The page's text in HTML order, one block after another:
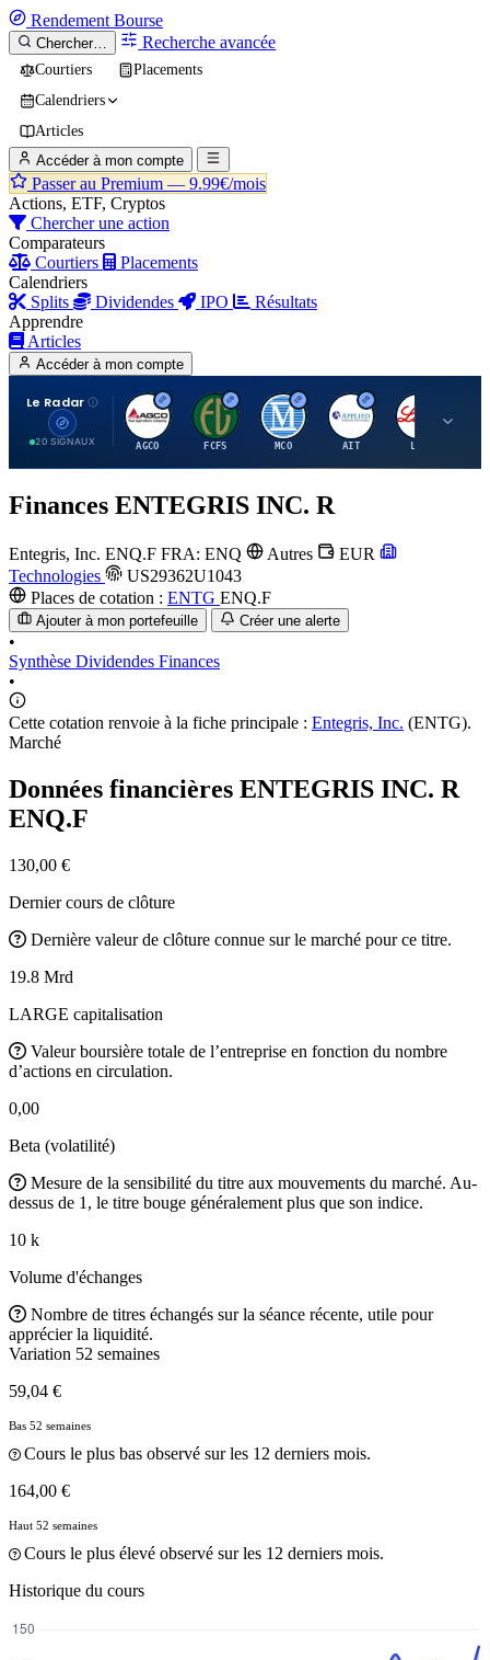
Rendement Bourse
Chercher… Recherche avancée
Courtiers
Placements
Calendriers
Articles
Accéder à mon compte
Passer au Premium — 9.99€/mois
Actions, ETF, Cryptos
Chercher une action
Comparateurs
Courtiers
Placements
Calendriers
Splits
Dividendes IPO
Résultats
Apprendre
Articles
Accéder à mon compte
Le Radar
20 SIGNAUX
A
AGCO
F
FCFS
M
MCO
A
AIT
Finances ENTEGRIS INC. R
Entegris, Inc. ENQ.F FRA: ENQ Autres
EUR
Technologies
US29362U1043
Places de cotation : ENTG ENQ.F
Ajouter à mon portefeuille Créer une alerte
•
Synthèse Dividendes Finances
•
Cette cotation renvoie à la fiche principale : Entegris, Inc. (ENTG).
Marché
Données financières ENTEGRIS INC. R
ENQ.F
130,00 €
Dernier cours de clôture
Dernière valeur de clôture connue sur le marché pour ce titre.
19.8 Mrd
LARGE capitalisation
Valeur boursière totale de l’entreprise en fonction du nombre
d’actions en circulation.
0,00
Beta (volatilité)
Mesure de la sensibilité du titre aux mouvements du marché. Au-
dessus de 1, le titre bouge généralement plus que son indice.
10 k
Volume d'échanges
Nombre de titres échangés sur la séance récente, utile pour
apprécier la liquidité.
Variation 52 semaines
59,04 €
Bas 52 semaines
Cours le plus bas observé sur les 12 derniers mois.
164,00 €
Haut 52 semaines
Cours le plus élevé observé sur les 12 derniers mois.
Historique du cours